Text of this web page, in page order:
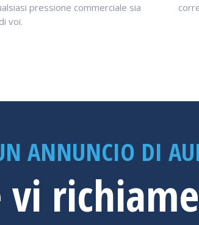
pressione commerciale sia
voi.
ANNUNCIO DI